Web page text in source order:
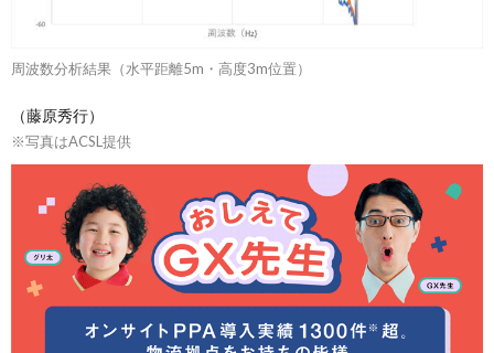
周波数分析結果（水平距離5m・高度3m位置）
（藤原秀行）
※写真はACSL提供